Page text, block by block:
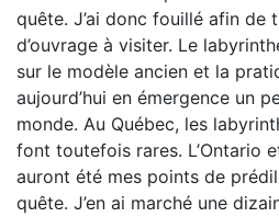
quête. J’ai donc fouillé afin de
d’ouvrage à visiter. Le
sur le modèle ancien et la
aujourd’hui en émergence un
monde. Au Québec, les
font toutefois rares. L’Ontario
auront été mes points de
quête. J’en ai marché une